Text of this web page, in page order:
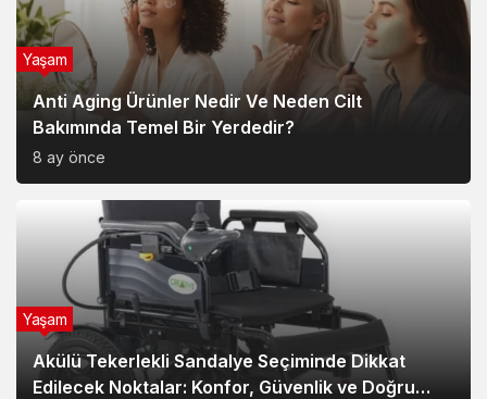
Anti Aging Ürünler Nedir Ve Neden Cilt
Bakımında Temel Bir Yerdedir?
8 ay önce
Yaşam
Akülü Tekerlekli Sandalye Seçiminde Dikkat
Edilecek Noktalar: Konfor, Güvenlik ve Doğru
Yaşam